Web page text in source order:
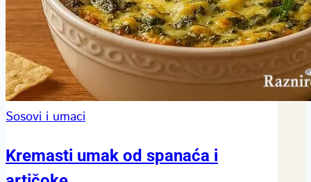
Sosovi i umaci
Kremasti umak od spanaća i